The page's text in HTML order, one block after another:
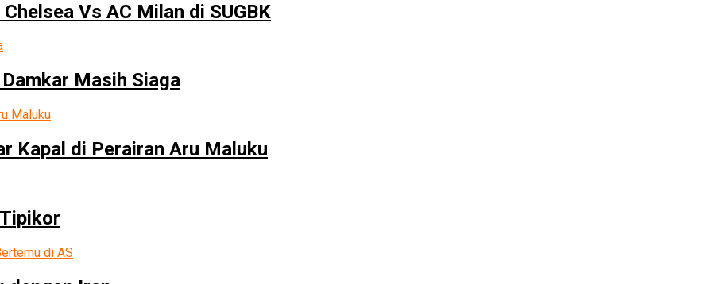
Vs AC Milan di SUGBK
Masih Siaga
Kapal di Perairan Aru Maluku